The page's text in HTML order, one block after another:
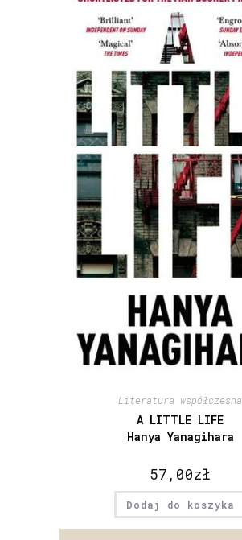
Literatura współczesna
A LITTLE LIFE
Hanya Yanagihara
57,00zł
Dodaj do koszyka